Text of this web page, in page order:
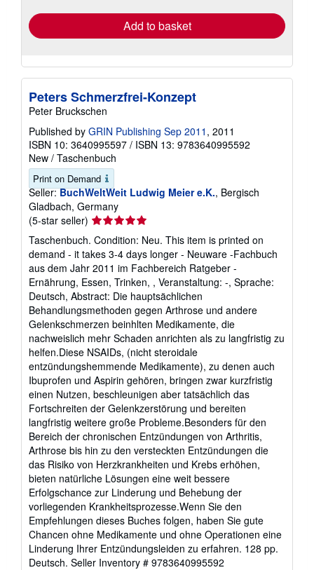
Add to basket
Peters Schmerzfrei-Konzept
Peter Bruckschen
Published by GRIN Publishing Sep 2011 , 2011
ISBN 10: 3640995597 / ISBN 13: 9783640995592
New / Taschenbuch
Print on Demand
Seller: BuchWeltWeit Ludwig Meier e.K., Bergisch
Gladbach, Germany
(5-star seller) Seller
rating
5
out
of
5
stars
Taschenbuch. Condition: Neu. This item is printed on
demand - it takes 3-4 days longer - Neuware -Fachbuch
aus dem Jahr 2011 im Fachbereich Ratgeber -
Ernährung, Essen, Trinken, , Veranstaltung: -, Sprache:
Deutsch, Abstract: Die hauptsächlichen
Behandlungsmethoden gegen Arthrose und andere
Gelenkschmerzen beinhlten Medikamente, die
nachweislich mehr Schaden anrichten als zu langfristig zu
helfen.Diese NSAIDs, (nicht steroidale
entzündungshemmende Medikamente), zu denen auch
Ibuprofen und Aspirin gehören, bringen zwar kurzfristig
einen Nutzen, beschleunigen aber tatsächlich das
Fortschreiten der Gelenkzerstörung und bereiten
langfristig weitere große Probleme.Besonders für den
Bereich der chronischen Entzündungen von Arthritis,
Arthrose bis hin zu den versteckten Entzündungen die
das Risiko von Herzkrankheiten und Krebs erhöhen,
bieten natürliche Lösungen eine weit bessere
Erfolgschance zur Linderung und Behebung der
vorliegenden Krankheitsprozesse.Wenn Sie den
Empfehlungen dieses Buches folgen, haben Sie gute
Chancen ohne Medikamente und ohne Operationen eine
Linderung Ihrer Entzündungsleiden zu erfahren. 128 pp.
Deutsch. Seller Inventory # 9783640995592